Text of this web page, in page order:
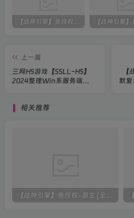
【战神引擎】免授权-原生 [全屏自动拾取] 插件 + 配置教程（更新修复版，具体自测）
上一篇
三网H5游戏【SSLL-H5】
2024整理Win系服务端
默
相关推荐